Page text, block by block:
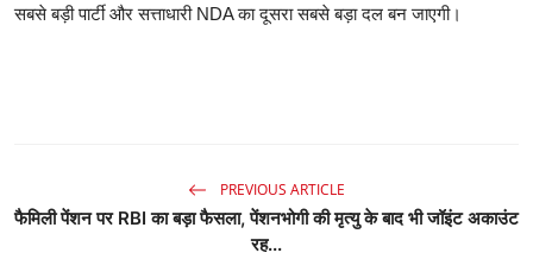
सबसे बड़ी पार्टी और सत्ताधारी NDA का दूसरा सबसे बड़ा दल बन जाएगी।
PREVIOUS ARTICLE
फैमिली पेंशन पर RBI का बड़ा फैसला, पेंशनभोगी की मृत्यु के बाद भी जॉइंट अकाउंट
रह...